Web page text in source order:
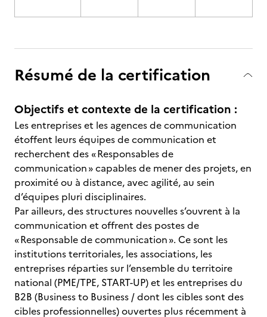
Résumé de la certification
Objectifs et contexte de la certification :
Les entreprises et les agences de communication
étoffent leurs équipes de communication et
recherchent des « Responsables de
communication » capables de mener des projets, en
proximité ou à distance, avec agilité, au sein
d’équipes pluri disciplinaires.
Par ailleurs, des structures nouvelles s’ouvrent à la
communication et offrent des postes de
« Responsable de communication ». Ce sont les
institutions territoriales, les associations, les
entreprises réparties sur l’ensemble du territoire
national (PME/TPE, START-UP) et les entreprises du
B2B (Business to Business / dont les cibles sont des
cibles professionnelles) ouvertes plus récemment à